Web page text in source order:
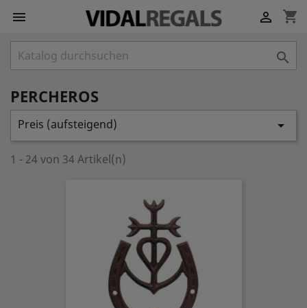
 shopping_cart


PERCHEROS
Preis (aufsteigend) 
1 - 24 von 34 Artikel(n)